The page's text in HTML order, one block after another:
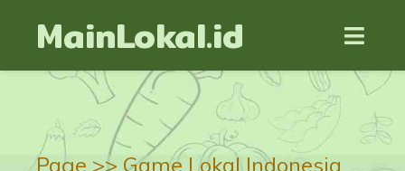
MainLokal.id
Page >> Game Lokal Indonesia